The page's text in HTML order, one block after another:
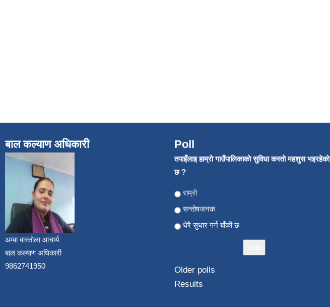
बाल कल्याण अधिकारी
अम्बा बास्तोला आचार्य
बाल कल्याण अधिकारी
9862741950
Poll
तपाइँलाइ हाम्राे गाउँपालिकाकाे सुविधा कस्ताे महशुस भइरहेकाे
छ ?
Choices
राम्राे
सन्ताेषजनक
धेरै सुधार गर्न बाँकी छ
Older polls
Results